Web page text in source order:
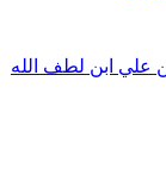
ابن لطف الله